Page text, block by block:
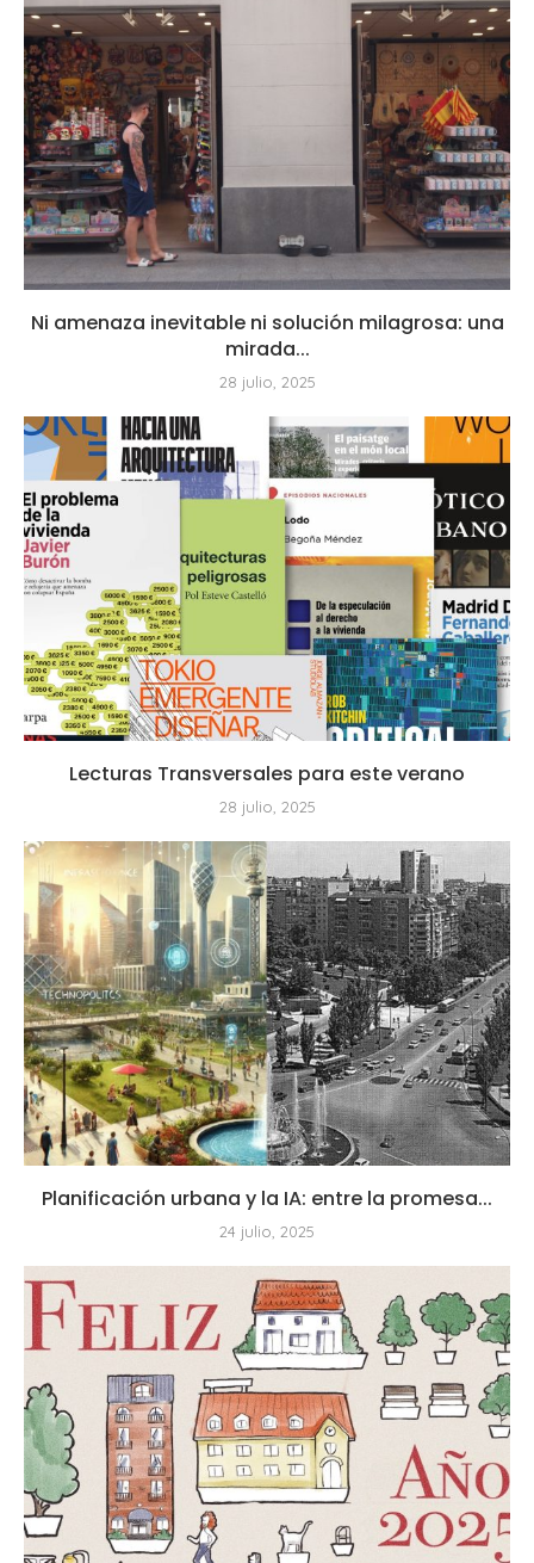
Ni amenaza inevitable ni solución milagrosa: una
mirada...
28 julio, 2025
Lecturas Transversales para este verano
28 julio, 2025
Planificación urbana y la IA: entre la promesa...
24 julio, 2025